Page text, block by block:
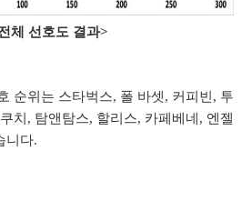
체 선호도 결과>
순위는 스타벅스, 폴 바셋, 커피빈, 투
치, 탐앤탐스, 할리스, 카페베네, 엔젤
니다.